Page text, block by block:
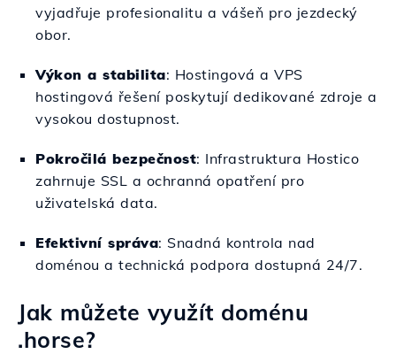
vyjadřuje profesionalitu a vášeň pro jezdecký
obor.
Výkon a stabilita: Hostingová a VPS
hostingová řešení poskytují dedikované zdroje a
vysokou dostupnost.
Pokročilá bezpečnost: Infrastruktura Hostico
zahrnuje SSL a ochranná opatření pro
uživatelská data.
Efektivní správa: Snadná kontrola nad
doménou a technická podpora dostupná 24/7.
Jak můžete využít doménu
.horse?